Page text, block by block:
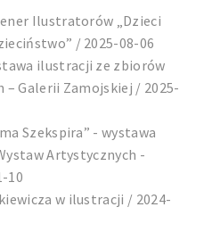
Ilustratorów „Dzieci
/ 2025-08-06
ilustracji ze zbiorów
– Galerii Zamojskiej / 2025-
Szekspira” - wystawa
Artystycznych -
10
w ilustracji / 2024-